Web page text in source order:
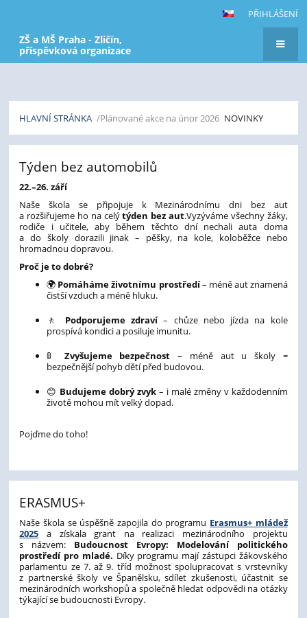
PŘIHLÁŠENÍ
ZŠ a MŠ Praha - Zličín,
příspěvková organizace
HLAVNÍ STRÁNKA /Plánované akce na únor 2026 NOVINKY
Týden bez automobilů
22.–26. září
Naše škola se připojuje k Mezinárodnímu dni bez aut
a rozšiřujeme ho na celý týden bez aut.Vyzýváme všechny žáky,
rodiče i učitele, aby během těchto dní nechali auta doma
a do školy dorazili jinak – pěšky, na kole, koloběžce nebo
hromadnou dopravou.
Proč je to dobré?
🌍 Pomáháme životnímu prostředí– méně aut znamená
čistší vzduch a méně hluku.
🚶
Podporujeme zdraví– chůze nebo jízda na kole
prospívá kondici a posiluje imunitu.
🚦
Zvyšujeme bezpečnost – méně aut u školy =
bezpečnější pohyb dětí před budovou.
😊 Budujeme dobrý zvyk – i malé změny v každodenním
životě mohou mít velký dopad.
Pojďme do toho!
ERASMUS+
Naše škola se úspěšně zapojila do programu Erasmus+ mládež
2025
a získala grant na realizaci mezinárodního projektu
s názvem:
Budoucnost Evropy: Modelování politického
prostředí pro mladé. Díky programu mají zástupci žákovského
parlamentu ze 7. až 9. tříd možnost spolupracovat s vrstevníky
z partnerské školy ve Španělsku, sdílet zkušenosti, účastnit se
mezinárodních workshopů a společně hledat odpovědi na otázky
týkající se budoucnosti Evropy.